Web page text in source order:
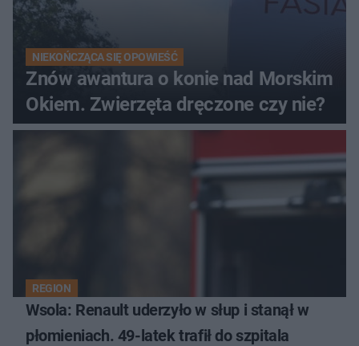
NIEKOŃCZĄCA SIĘ OPOWIEŚĆ
Znów awantura o konie nad Morskim
Okiem. Zwierzęta dręczone czy nie?
REGION
Wsola: Renault uderzyło w słup i stanął w
płomieniach. 49-latek trafił do szpitala